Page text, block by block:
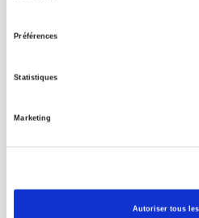
Préférences
Statistiques
Marketing
Autoriser tous
SCIENCES PO UNIVERSITY
original research, to edit
help public and political debate.
FOREIGN RIGHTS
FOR BOOKSHOPS
MY ACCOUNT